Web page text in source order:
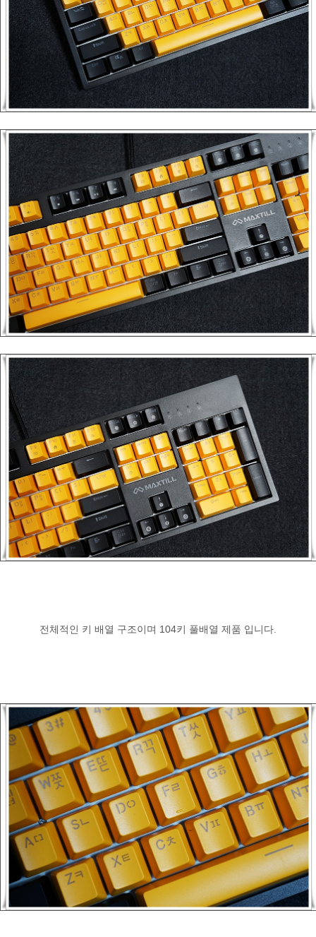
전체적인 키 배열 구조이며 104키 풀배열 제품 입니다.